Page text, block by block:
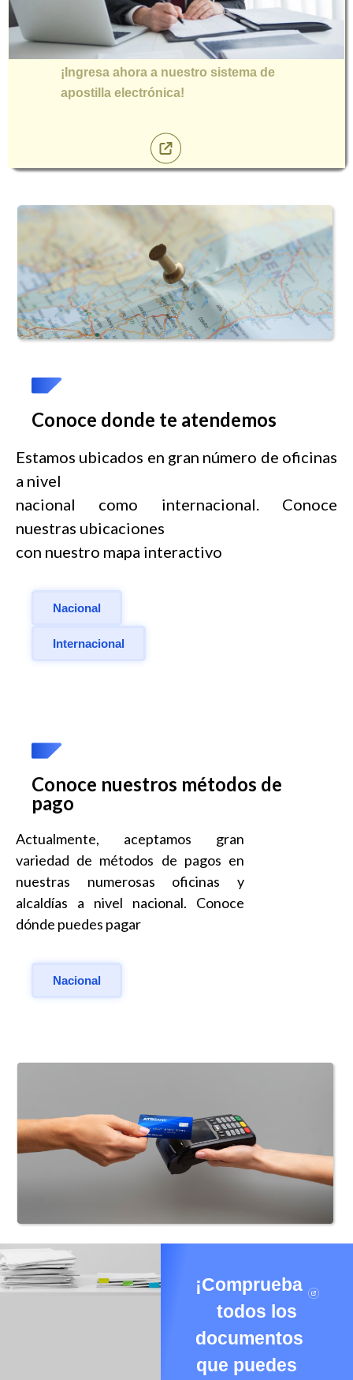
¡Ingresa ahora a nuestro sistema de
apostilla electrónica!
Conoce donde te atendemos
Estamos ubicados en gran número de oficinas
a nivel
nacional como internacional. Conoce
nuestras ubicaciones
con nuestro mapa interactivo
Nacional
Internacional
Conoce nuestros métodos de
pago
Actualmente, aceptamos gran
variedad de métodos de pagos en
nuestras numerosas oficinas y
alcaldías a nivel nacional. Conoce
dónde puedes pagar
Nacional
¡Comprueba
todos los
documentos
que puedes